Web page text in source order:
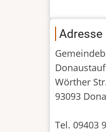
Adresse
Donaustauf
Wörther
93093
Tel. 09403